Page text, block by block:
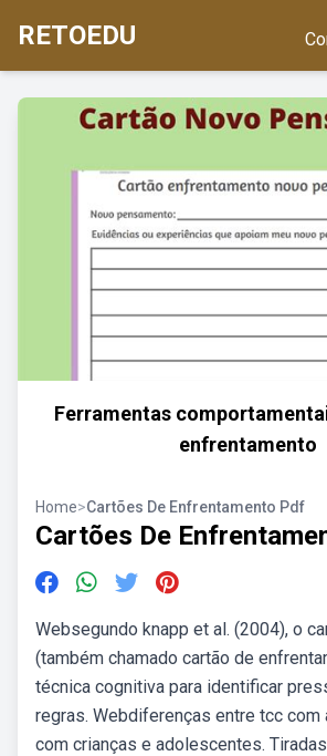
RETOEDU
Ferramentas
enfrentamento
Home>Cartões De Enfrentamento Pdf
Cartões De
Websegundo knapp et al. (2004), o
(também chamado cartão de
técnica cognitiva para identificar
regras. Webdiferenças entre tcc com
com crianças e adolescentes.